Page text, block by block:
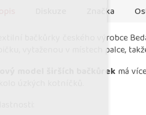
Značka
Textilní bačkůrky českého výrobce
špičku, vytaženou v místech palce,
Nový model širších bačkůrekmá